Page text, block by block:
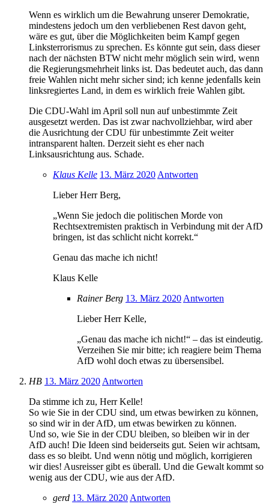
Wenn es wirklich um die Bewahrung unserer Demokratie,
mindestens jedoch um den verbliebenen Rest davon geht,
wäre es gut, über die Möglichkeiten beim Kampf gegen
Linksterrorismus zu sprechen. Es könnte gut sein, dass dieser
nach der nächsten BTW nicht mehr möglich sein wird, wenn
die Regierungsmehrheit links ist. Das bedeutet auch, das dann
freie Wahlen nicht mehr sicher sind; ich kenne jedenfalls kein
linksregiertes Land, in dem es wirklich freie Wahlen gibt.
Die CDU-Wahl im April soll nun auf unbestimmte Zeit
ausgesetzt werden. Das ist zwar nachvollziehbar, wird aber
die Ausrichtung der CDU für unbestimmte Zeit weiter
intransparent halten. Derzeit sieht es eher nach
Linksausrichtung aus. Schade.
Klaus Kelle 13. März 2020 Antworten
Lieber Herr Berg,
„Wenn Sie jedoch die politischen Morde von
Rechtsextremisten praktisch in Verbindung mit der AfD
bringen, ist das schlicht nicht korrekt.“
Genau das mache ich nicht!
Klaus Kelle
Rainer Berg 13. März 2020 Antworten
Lieber Herr Kelle,
„Genau das mache ich nicht!“ – das ist eindeutig.
Verzeihen Sie mir bitte; ich reagiere beim Thema
AfD wohl doch etwas zu übersensibel.
HB 13. März 2020 Antworten
Da stimme ich zu, Herr Kelle!
So wie Sie in der CDU sind, um etwas bewirken zu können,
so sind wir in der AfD, um etwas bewirken zu können.
Und so, wie Sie in der CDU bleiben, so bleiben wir in der
AfD auch! Die Ideen sind beiderseits gut. Seien wir achtsam,
dass es so bleibt. Und wenn nötig und möglich, korrigieren
wir dies! Ausreisser gibt es überall. Und die Gewalt kommt so
wenig aus der CDU, wie aus der AfD.
gerd 13. März 2020 Antworten